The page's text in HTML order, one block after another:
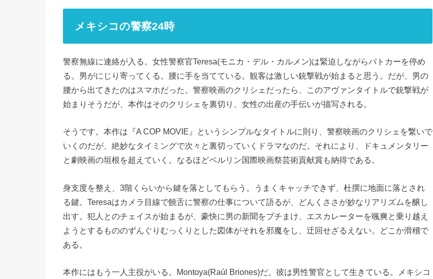
メキシコの警察24時
警察無線に連絡が入る。女性警察官Teresa(モニカ・デル・カルメン)は緊迫しながらパトカーを停め
る。男がにじり寄ってくる。腰に手を当てている。観客は激しい銃撃戦が始まると思う。だが、男の
腰から出てきたのはスマホだった。警察映画のクリシェだったら、このアヴァンタイトルで銃撃戦が
始まりそうだが、本作はそのクリシェを裏切り、女性の出産の手伝いが描写される。
そうです。本作は『A COP MOVIE』というシンプルなタイトルに則り、警察映画のクリシェを繋いで
いくのだが、絶妙なタイミングで次々と裏切っていくドラマなのだ。それにより、ドキュメンタリー
と劇映画の垣根を超えていく。なるほどベルリン国際映画祭芸術貢献賞も納得である。
身支度を整え、3階くらいから鍵を落としてもらう。うまくキャッチできず、杜撰に地面に落とされ
る鍵。Teresaはカメラ目線で饒舌に警察の仕事について語るが、どんくささが妙なリアリズムを醸し
出す。犯人とのチェイスが始まるが、豪快に男の新聞をブチまけ、エスカレーターを颯爽と乗り越え
ようとするもののずんぐりむっくりとした図体がそれを邪魔をし、迂回せざるえない。どこか滑稽で
ある。
本作にはもう一人主役がいる。Montoya(Raúl Briones)だ。彼は男性警官として生きている。メキシコ